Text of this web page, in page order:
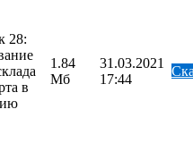
28:
в
1.84
Мб
31.03.2021
17:44